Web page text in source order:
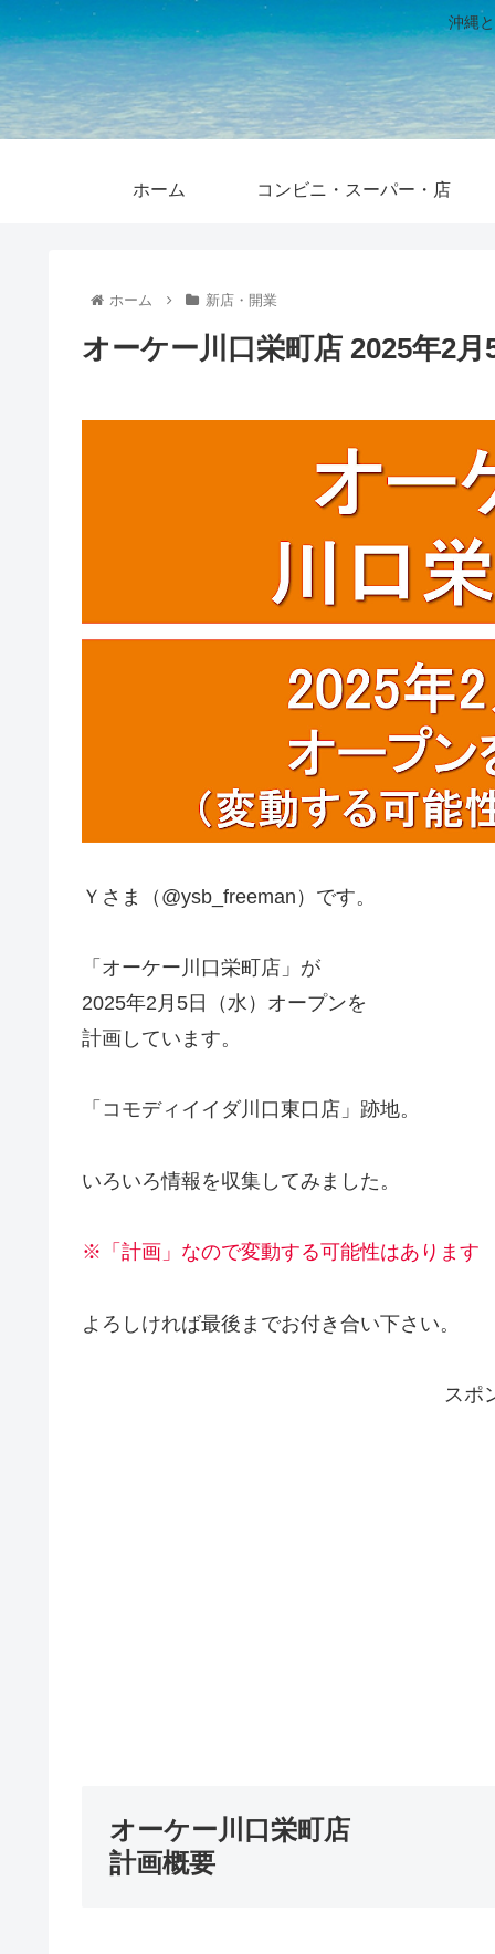
沖縄
ホーム コンビニ・スーパー・店
ホーム 新店・開業
オーケー川口栄町店 2025年2
Ｙさま（@ysb_freeman）です。
「オーケー川口栄町店」が
2025年2月5日（水）オープンを
計画しています。
「コモディイイダ川口東口店」跡地。
いろいろ情報を収集してみました。
※「計画」なので変動する可能性はあります
よろしければ最後までお付き合い下さい。
スポ
オーケー川口栄町店
計画概要